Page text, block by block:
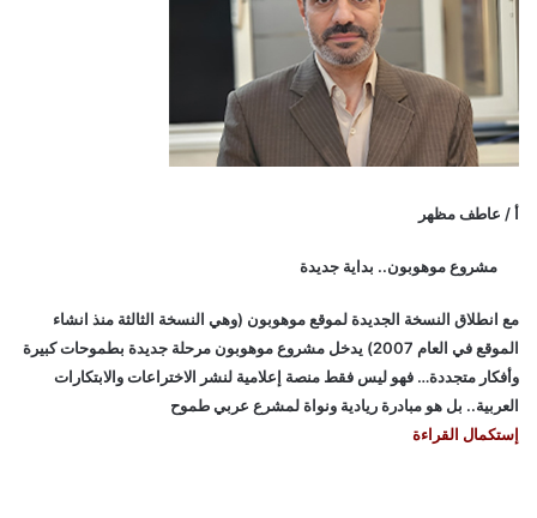
أ / عاطف مظهر
مشروع موهوبون.. بداية جديدة
مع انطلاق النسخة الجديدة لموقع موهوبون (وهي النسخة الثالثة منذ انشاء
الموقع في العام 2007) يدخل مشروع موهوبون مرحلة جديدة بطموحات كبيرة
وأفكار متجددة… فهو ليس فقط منصة إعلامية لنشر الاختراعات والابتكارات
العربية.. بل هو مبادرة ريادية ونواة لمشرع عربي طموح
إستكمال القراءة